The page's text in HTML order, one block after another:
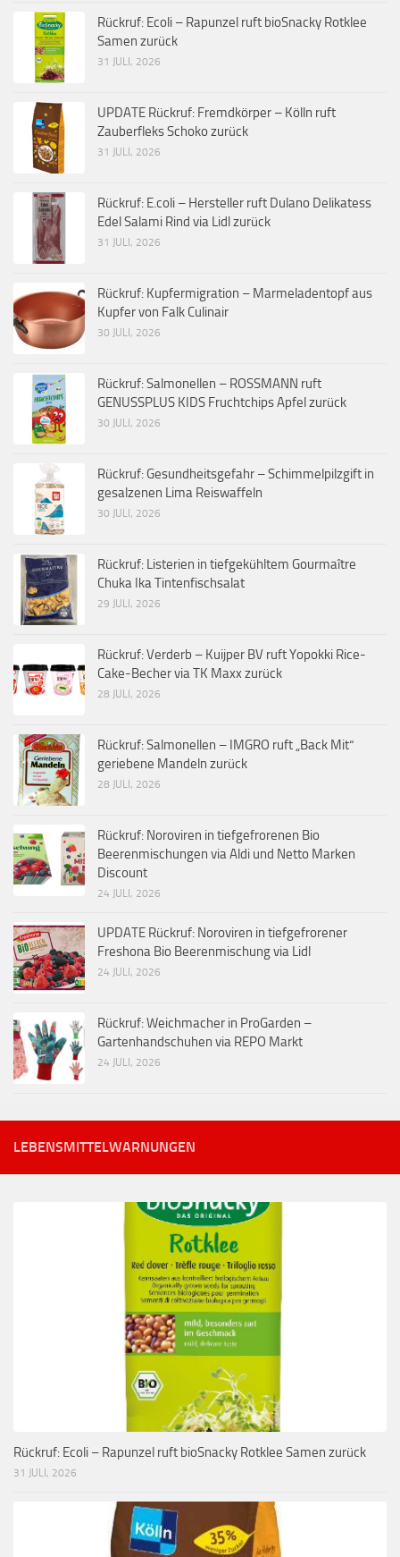
Rückruf: Ecoli – Rapunzel ruft bioSnacky Rotklee
Samen zurück
31 JULI, 2026
UPDATE Rückruf: Fremdkörper – Kölln ruft
Zauberfleks Schoko zurück
31 JULI, 2026
Rückruf: E.coli – Hersteller ruft Dulano Delikatess
Edel Salami Rind via Lidl zurück
31 JULI, 2026
Rückruf: Kupfermigration – Marmeladentopf aus
Kupfer von Falk Culinair
30 JULI, 2026
Rückruf: Salmonellen – ROSSMANN ruft
GENUSSPLUS KIDS Fruchtchips Apfel zurück
30 JULI, 2026
Rückruf: Gesundheitsgefahr – Schimmelpilzgift in
gesalzenen Lima Reiswaffeln
30 JULI, 2026
Rückruf: Listerien in tiefgekühltem Gourmaître
Chuka Ika Tintenfischsalat
29 JULI, 2026
Rückruf: Verderb – Kuijper BV ruft Yopokki Rice-
Cake-Becher via TK Maxx zurück
28 JULI, 2026
Rückruf: Salmonellen – IMGRO ruft „Back Mit“
geriebene Mandeln zurück
28 JULI, 2026
Rückruf: Noroviren in tiefgefrorenen Bio
Beerenmischungen via Aldi und Netto Marken
Discount
24 JULI, 2026
UPDATE Rückruf: Noroviren in tiefgefrorener
Freshona Bio Beerenmischung via Lidl
24 JULI, 2026
Rückruf: Weichmacher in ProGarden –
Gartenhandschuhen via REPO Markt
24 JULI, 2026
LEBENSMITTELWARNUNGEN
Rückruf: Ecoli – Rapunzel ruft bioSnacky Rotklee Samen zurück
31 JULI, 2026